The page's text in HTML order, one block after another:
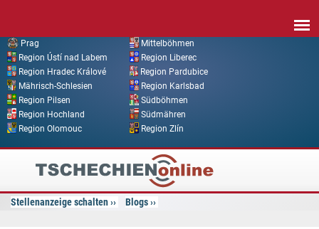
Prag
Mittelböhmen
Region Ústí nad Labem
Region Liberec
Region Hradec Králové
Region Pardubice
Mährisch-Schlesien
Region Karlsbad
Region Pilsen
Südböhmen
Region Hochland
Südmähren
Region Olomouc
Region Zlín
Tschechien
Online
Stellenanzeige schalten Blogs